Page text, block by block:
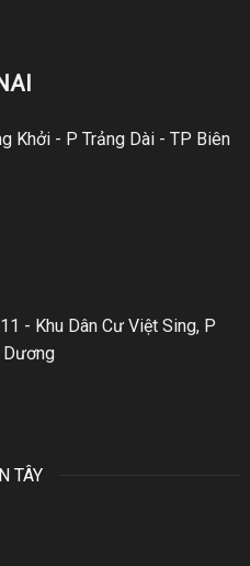
- P Trảng Dài - TP Biên
- Khu Dân Cư Việt Sing, P
Dương
TÂY